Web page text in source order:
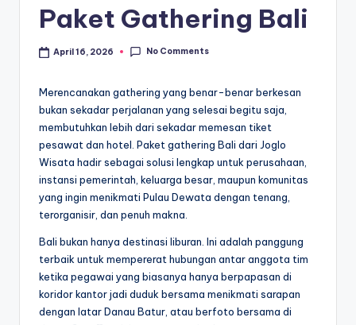
Paket Gathering Bali
April 16, 2026 No Comments
Merencanakan gathering yang benar-benar berkesan
bukan sekadar perjalanan yang selesai begitu saja,
membutuhkan lebih dari sekadar memesan tiket
pesawat dan hotel. Paket gathering Bali dari Joglo
Wisata hadir sebagai solusi lengkap untuk perusahaan,
instansi pemerintah, keluarga besar, maupun komunitas
yang ingin menikmati Pulau Dewata dengan tenang,
terorganisir, dan penuh makna.
Bali bukan hanya destinasi liburan. Ini adalah panggung
terbaik untuk mempererat hubungan antar anggota tim
ketika pegawai yang biasanya hanya berpapasan di
koridor kantor jadi duduk bersama menikmati sarapan
dengan latar Danau Batur, atau berfoto bersama di